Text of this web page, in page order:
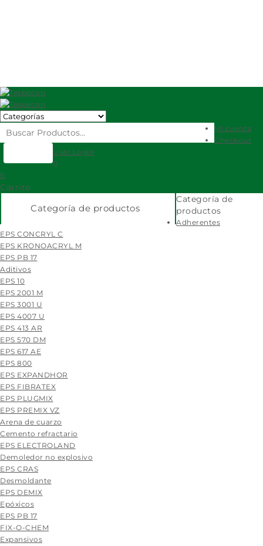
Mi cuenta
Checkout
User Login
0
0
Carrito
Categoría de productos
Categoría de
productos
Adherentes
EPS CONCRYL C
EPS KRONOACRYL M
EPS PB 17
Aditivos
EPS 10
EPS 2001 M
EPS 3001 U
EPS 4007 U
EPS 413 AR
EPS 570 DM
EPS 617 AE
EPS 800
EPS EXPANDHOR
EPS FIBRATEX
EPS PLUGMIX
EPS PREMIX VZ
Arena de cuarzo
Cemento refractario
EPS ELECTROLAND
Demoledor no explosivo
EPS CRAS
Desmoldante
EPS DEMIX
Epóxicos
EPS PB 17
FIX-O-CHEM
Expansivos